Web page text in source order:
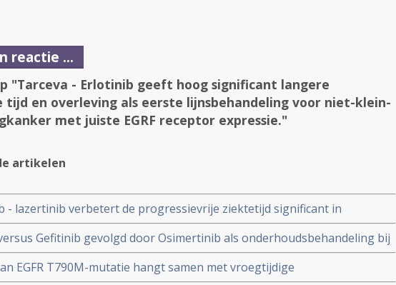
reactie ...
"Tarceva - Erlotinib geeft hoog significant langere
tijd en overleving als eerste lijnsbehandeling voor niet-klein-
met juiste EGRF receptor expressie."
artikelen
- lazertinib verbetert de progressievrije ziektetijd significant in
osimertinib bij patiënten met niet eerder behandelde EGFR-mutante
longkanker (NSCLC), inclusief degenen in hoog risico subgroepen.
Gefitinib gevolgd door Osimertinib als onderhoudsbehandeling bij
mutante niet-kleincellige longkanker vermindert hersenuitzaaiingen
blijft gelijk copy 1
EGFR T790M-mutatie hangt samen met vroegtijdige